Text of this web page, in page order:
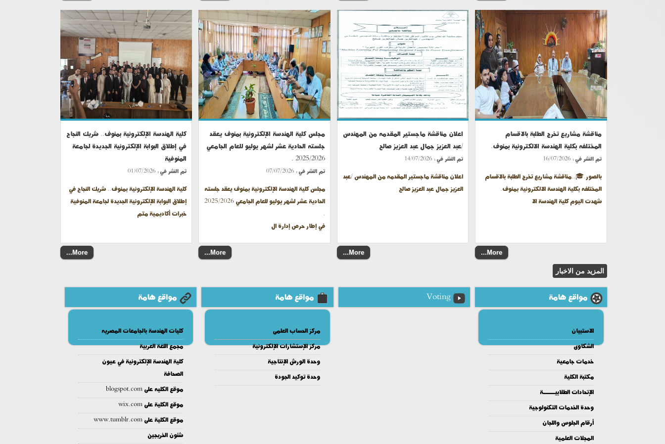
مناقشة مشاريع تخرج الطلبة بالاقسام
المختلفه بكلية الهندسة الالكترونية بمنوف.
تم النشر في : 16/07/2026
بالصور.🎓..مناقشة مشاريع تخرج الطلبة بالاقسام
المختلفه بكلية الهندسة الالكترونية بمنوف.
شهدت اليوم كلية الهندسة الا
More...
اعلان مناقشة ماجستير المقدمه من المهندس
/عبد العزيز جمال عبد العزيز صالح
تم النشر في : 14/07/2026
اعلان مناقشة ماجستير المقدمه من المهندس /عبد
العزيز جمال عبد العزيز صالح
More...
مجلس كلية الهندسة الإلكترونية بمنوف يعقد
جلسته الحادية عشر لشهر يوليو للعام الجامعي
2025/2026 .
تم النشر في : 07/07/2026
مجلس كلية الهندسة الإلكترونية بمنوف يعقد جلسته
الحادية عشر لشهر يوليو للعام الجامعي 2025/2026
.
في إطار حرص إدارة ال
More...
كلية الهندسة الإلكترونية بمنوف.. شريك النجاح
في إطلاق البوابة الإلكترونية الجديدة لجامعة
المنوفية
تم النشر في : 01/07/2026
كلية الهندسة الإلكترونية بمنوف.. شريك النجاح في
إطلاق البوابة الإلكترونية الجديدة لجامعة المنوفية
خبرات أكاديمية متم
More...
مواقع هامة
الاستبيان
الشكاوى
خدمات جامعية
مكتبة الكلية
الإتحادات الطلابيــــــة
وحدة الخدمات التكنولوجية
أرقام الجلوس واللجان
المجلات العلمية
Voting مواقع هامة
مركز الحساب العلمى
مركز الإستشارات الإلكترونية
وحدة الورش الإنتاجية
وحدة توكيد الجودة
مواقع هامة
كليات الهندسة بالجامعات المصريه
مجمع اللغة العربية
كلية الهندسة الإلكترونية في عيون
الصحافة
موقع الكليه على blogspot.com
موقع الكلية على wix.com
موقع الكلية على www.tumblr.com
شئون الخريجين